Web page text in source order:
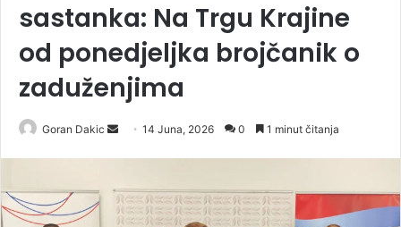
sastanka: Na Trgu Krajine
od ponedjeljka brojčanik o
zaduženjima
Goran Dakic
d
a
14 Juna, 2026 0 1 minut čitanja